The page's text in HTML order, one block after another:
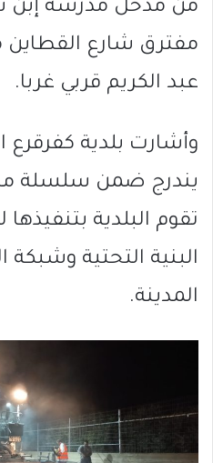
من مدخل مدرسة إبن
مفترق شارع القطاين
عبد الكريم قربي غربا.
وأشارت بلدية كفرقرع
يندرج ضمن سلسلة
تقوم البلدية
البنية التحتية
المدينة.